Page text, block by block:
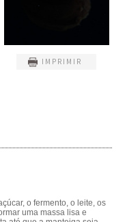
IMPRIMIR
o fermento, o leite, os
uma massa lisa e